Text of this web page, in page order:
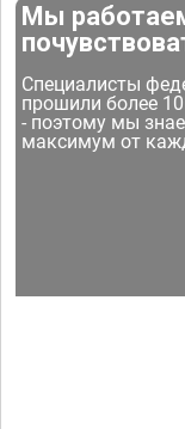
Мы
Специалисты
прошили более
- поэтому мы
максимум от